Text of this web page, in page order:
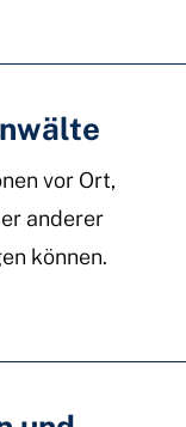
vor Ort,
anderer
können.